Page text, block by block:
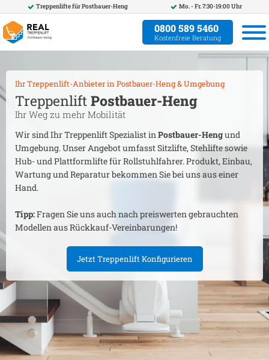
Treppenlifte fürPostbauer-Heng Mo. - Fr. 7:30-19:00 Uhr
0800 589 5460
Kostenfreie Beratung
Ihr Treppenlift-Anbieter in Postbauer-Heng& Umgebung
Treppenlift Postbauer-Heng
Ihr Weg zu mehr Mobilität
Wir sind Ihr Treppenlift Spezialist inPostbauer-Hengund
Umgebung. Unser Angebot umfasst Sitzlifte, Stehlifte sowie
Hub- und Plattformlifte für Rollstuhlfahrer. Produkt, Einbau,
Wartung und Reparatur bekommen Sie bei uns aus einer
Hand.
Tipp:Fragen Sie uns auch nach preiswerten gebrauchten
Modellen aus Rückkauf-Vereinbarungen!
Jetzt Treppenlift Konfigurieren